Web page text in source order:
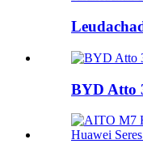
BYD Atto